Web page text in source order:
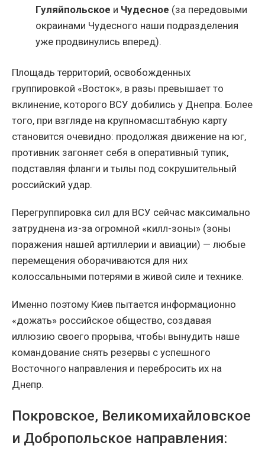
Гуляйпольское и Чудесное (за передовыми
окраинами Чудесного наши подразделения
уже продвинулись вперед).
Площадь территорий, освобожденных
группировкой «Восток», в разы превышает то
вклинение, которого ВСУ добились у Днепра. Более
того, при взгляде на крупномасштабную карту
становится очевидно: продолжая движение на юг,
противник загоняет себя в оперативный тупик,
подставляя фланги и тылы под сокрушительный
российский удар.
Перегруппировка сил для ВСУ сейчас максимально
затруднена из-за огромной «килл-зоны» (зоны
поражения нашей артиллерии и авиации) — любые
перемещения оборачиваются для них
колоссальными потерями в живой силе и технике.
Именно поэтому Киев пытается информационно
«дожать» российское общество, создавая
иллюзию своего прорыва, чтобы вынудить наше
командование снять резервы с успешного
Восточного направления и перебросить их на
Днепр.
Покровское, Великомихайловское
и Добропольское направления: